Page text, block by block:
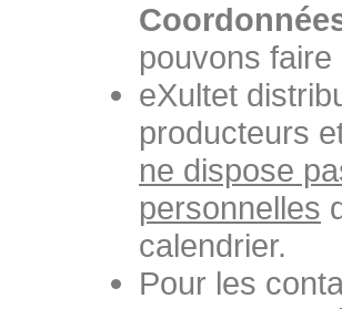
pouvons
eXultet
producteurs
ne dispose
personnelles
calendrier.
Pour les